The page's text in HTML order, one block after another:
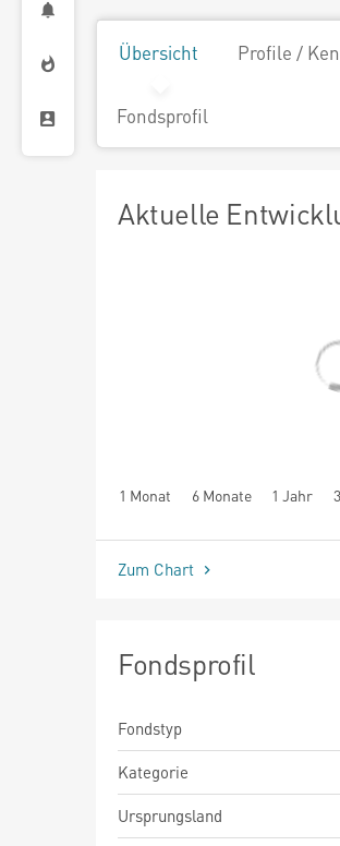
Übersicht Profile /
Fondsprofil
Aktuelle
1 Monat 6 Monate 1 Jahr
seit Beginn
Zum Chart
Fondsprofil
Fondstyp
Kategorie
Ursprungsland